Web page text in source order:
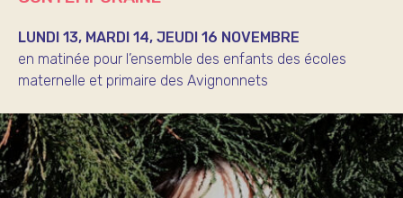
LUNDI 13, MARDI 14, JEUDI 16 NOVEMBRE
en matinée pour l’ensemble des enfants des écoles
maternelle et primaire des Avignonnets